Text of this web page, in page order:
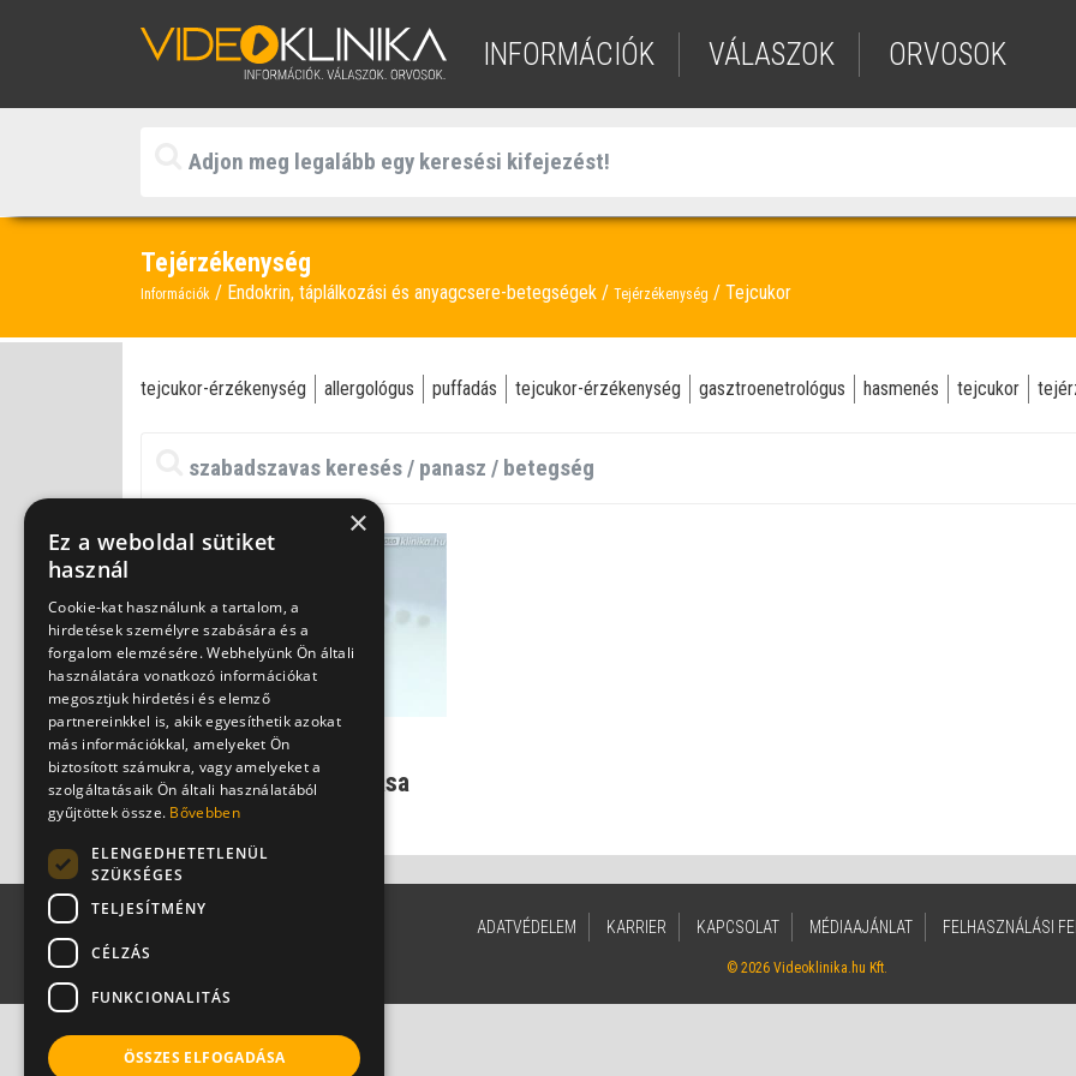
INFORMÁCIÓK VÁLASZOK ORVOSOK
Tejérzékenység
Információk Endokrin, táplálkozási és anyagcsere-betegségek Tejérzékenység Tejcukor
tejcukor-érzékenység allergológus puffadás tejcukor-érzékenység gasztroenetrológus hasmenés tejcukor
Irritáló bélgázok: A tej
kellemetlen mellékhatása
Dr. Beró Mariann
ADATVÉDELEM KARRIER KAPCSOLAT MÉDIAAJÁNLAT FELHASZNÁLÁSI
© 2026 Videoklinika.hu Kft.
×
Ez a weboldal sütiket
használ
Cookie-kat használunk a tartalom, a
hirdetések személyre szabására és a
forgalom elemzésére. Webhelyünk Ön általi
használatára vonatkozó információkat
megosztjuk hirdetési és elemző
partnereinkkel is, akik egyesíthetik azokat
más információkkal, amelyeket Ön
biztosított számukra, vagy amelyeket a
szolgáltatásaik Ön általi használatából
gyűjtöttek össze. Bővebben
ELENGEDHETETLENÜL
SZÜKSÉGES
TELJESÍTMÉNY
CÉLZÁS
FUNKCIONALITÁS
ÖSSZES ELFOGADÁSA